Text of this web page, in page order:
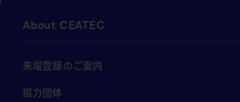
About CEATEC
来場登録のご案内
協力団体